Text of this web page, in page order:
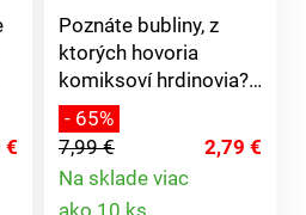
€
Poznáte bubliny, z
ktorých hovoria
komiksoví hrdinovia?
Máme pre vás práve
takú, podsvietenú 5
LED diódami. A vôbec
nemusí zostať
- 65%
7,99 €
2,79 €
Na sklade viac